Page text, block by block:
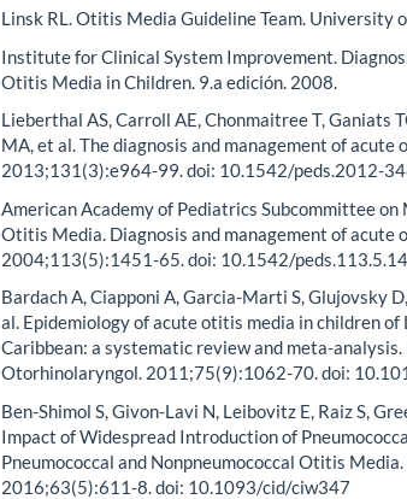
Linsk RL. Otitis Media Guideline Team. University
Institute for Clinical System Improvement.
Otitis Media in Children. 9.a edición. 2008.
Lieberthal AS, Carroll AE, Chonmaitree T, Ganiats
MA, et al. The diagnosis and management of acute
2013;131(3):e964-99. doi: 10.1542/peds.2012-
American Academy of Pediatrics Subcommittee
Otitis Media. Diagnosis and management of acute
2004;113(5):1451-65. doi: 10.1542/
Bardach A, Ciapponi A, Garcia-Marti S, Glujovsky
al. Epidemiology of acute otitis media in children
Caribbean: a systematic review and meta-
Otorhinolaryngol. 2011;75(9):1062-70. doi:
Ben-Shimol S, Givon-Lavi N, Leibovitz E, Raiz S,
Impact of Widespread Introduction of
Pneumococcal and Nonpneumococcal Otitis
2016;63(5):611-8. doi: 10.1093/cid/ciw347